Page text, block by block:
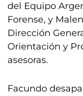
del Equipo
Forense, y
Dirección
Orientación y
asesoras.
Facundo